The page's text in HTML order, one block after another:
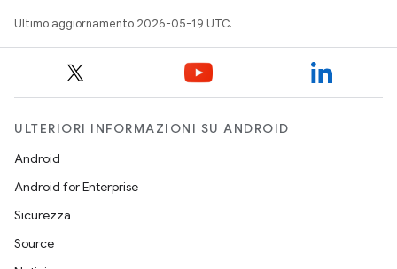
Ultimo aggiornamento 2026-05-19 UTC.
ULTERIORI INFORMAZIONI SU ANDROID
Android
Android for Enterprise
Sicurezza
Source